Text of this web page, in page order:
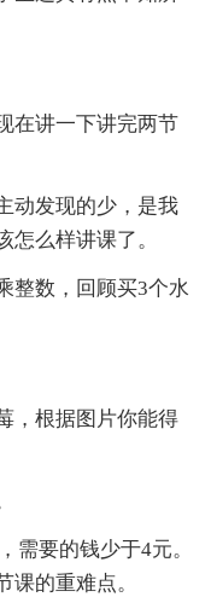
讲一下讲完两节
发现的少，是我
怎么样讲课了。
数，回顾买3个水
根据图片你能得
要的钱少于4元。
课的重难点。